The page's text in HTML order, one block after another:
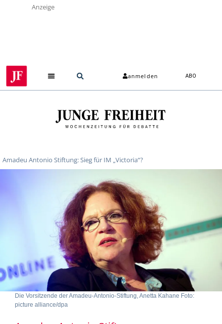
Anzeige
anmelden ABO
Amadeu Antonio Stiftung: Sieg für IM „Victoria“?
Die Vorsitzende der Amadeu-Antonio-Stiftung, Anetta Kahane Foto:
picture alliance/dpa